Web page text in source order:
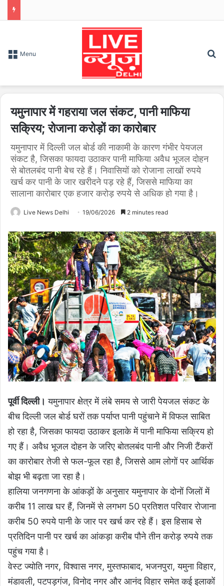
Menu
यमुनापार में गहराया जल संकट, पानी माफिया
सक्रिय; रोजाना करोड़ों का कारोबार
यमुनापार में दिल्ली जल बोर्ड की नाकामी के कारण गंभीर पेयजल
संकट है, जिसका फायदा उठाकर पानी माफिया अवैध भूजल दोहन
से बोतलबंद पानी बेच रहे हैं। निवासियों को रोजाना लाखों रुपये
खर्च कर पानी के जार खरीदने पड़ रहे हैं, जिससे माफिया का
सालाना कारोबार एक हजार करोड़ रुपये से अधिक हो गया है।
Live News Delhi 19/06/2026 2 minutes read
पूर्वी दिल्ली। यमुनापार क्षेत्र में लंबे समय से जारी पेयजल संकट के
बीच दिल्ली जल बोर्ड घरों तक पर्याप्त पानी पहुंचाने में विफल साबित
हो रहा है, जिसका फायदा उठाकर इलाके में पानी माफिया सक्रिय हो
गए हैं। अवैध भूजल दोहन के जरिए बोतलबंद पानी और निजी टैंकरों
का कारोबार तेजी से फल-फूल रहा है, जिससे आम लोगों पर आर्थिक
बोझ भी बढ़ता जा रहा है।
हालिया जनगणना के आंकड़ों के अनुसार यमुनापार के दोनों जिलों में
करीब 11 लाख घर हैं, जिनमें से लगभग 50 प्रतिशत परिवार रोजाना
करीब 50 रुपये पानी के जार पर खर्च कर रहे हैं। इस हिसाब से
प्रतिदिन पानी पर खर्च का आंकड़ा करीब पौने तीन करोड़ रुपये तक
पहुंच गया है।
वेस्ट ज्योति नगर, विश्वास नगर, मुस्तफाबाद, भजनपुरा, यमुना विहार,
मंडावली, पटपड़गंज, विनोद नगर और आनंद विहार समेत कई इलाकों